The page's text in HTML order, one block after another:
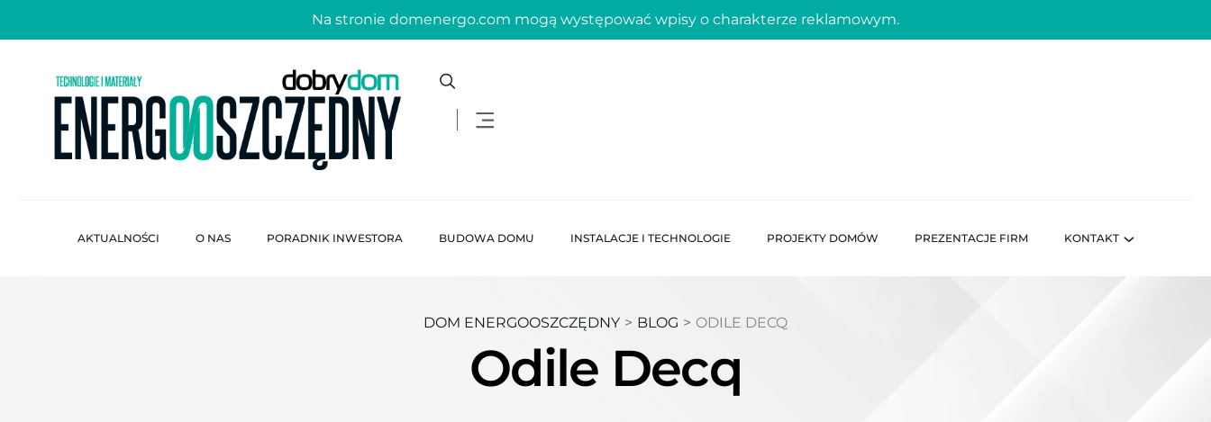
Na stronie domenergo.com mogą występować wpisy o charakterze reklamowym.
AKTUALNOŚCI O NAS PORADNIK INWESTORA BUDOWA DOMU INSTALACJE I TECHNOLOGIE PROJEKTY DOMÓW PREZENTACJE FIRM KONTAKT
DOM ENERGOOSZCZĘDNY > BLOG > ODILE DECQ
Odile Decq